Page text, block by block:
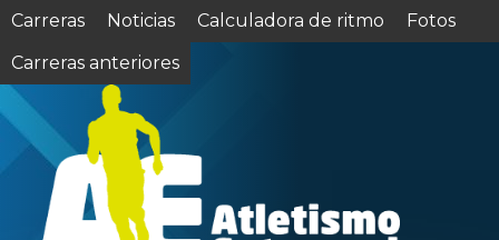
Carreras Noticias Calculadora de ritmo
Fotos
Carreras anteriores